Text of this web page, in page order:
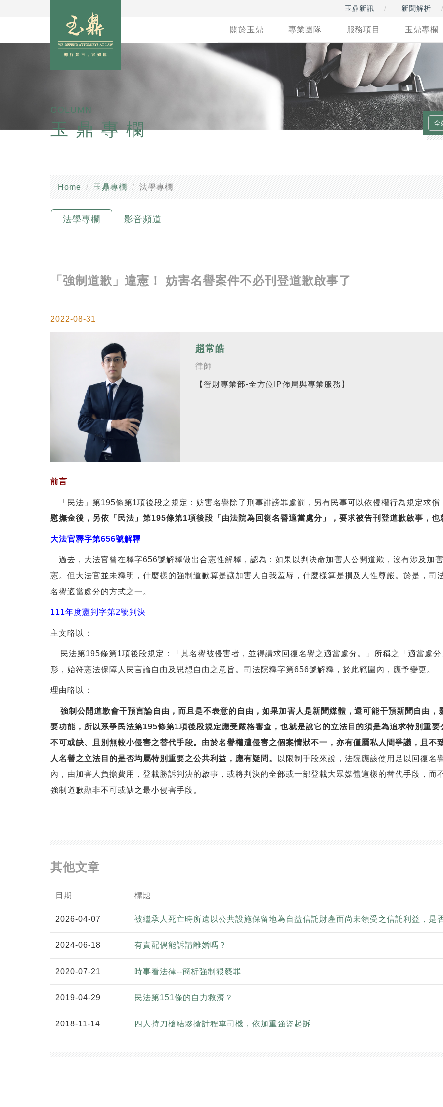
玉鼎新訊 新聞解析
關於玉鼎 專業團隊 服務項目 玉鼎專欄
COLUMN
玉鼎專欄
Home 玉鼎專欄 法學專欄
法學專欄 影音頻道
「強制道歉」違憲！ 妨害名譽案件不必刊登道歉啟事了
2022-08-31
趙常皓
律師
【智財專業部-全方位IP佈局與專業服務】
前言
「民法」第195條第1項後段之規定：妨害名譽除了刑事誹謗罪處罰，另有民事可以依侵權行為規定求償
慰撫金後，另依「民法」第195條第1項後段「由法院為回復名譽適當處分」，要求被告刊登道歉啟事，
大法官釋字第656號解釋
過去，大法官曾在釋字656號解釋做出合憲性解釋，認為：如果以判決命加害人公開道歉，沒有涉及加
憲。但大法官並未釋明，什麼樣的強制道歉算是讓加害人自我羞辱，什麼樣算是損及人性尊嚴。於是，司
名譽適當處分的方式之一。
111年度憲判字第2號判決
主文略以：
民法第195條第1項後段規定：「其名譽被侵害者，並得請求回復名譽之適當處分。」所稱之「適當處
形，始符憲法保障人民言論自由及思想自由之意旨。司法院釋字第656號解釋，於此範圍內，應予變更。
理由略以：
強制公開道歉會干預言論自由，而且是不表意的自由，如果加害人是新聞媒體，還可能干預新聞自由
要功能，所以系爭民法第195條第1項後段規定應受嚴格審查，也就是說它的立法目的須是為追求特別重
不可或缺、且別無較小侵害之替代手段。由於名譽權遭侵害之個案情狀不一，亦有僅屬私人間爭議，且不
人名譽之立法目的是否均屬特別重要之公共利益，應有疑問。
以限制手段來說，法院應該使用足以回復
內，由加害人負擔費用，登載勝訴判決的啟事，或將判決的全部或一部登載大眾媒體這樣的替代手段，而
強制道歉顯非不可或缺之最小侵害手段。
其他文章
日期 標題
2026-04-07 被繼承人死亡時所遺以公共設施保留地為自益信託財產而尚未領受之信託利益，是
2024-06-18 有責配偶能訴請離婚嗎？
2020-07-21 時事看法律--簡析強制猥褻罪
2019-04-29 民法第151條的自力救濟？
2018-11-14 四人持刀槍結夥搶計程車司機，依加重強盜起訴